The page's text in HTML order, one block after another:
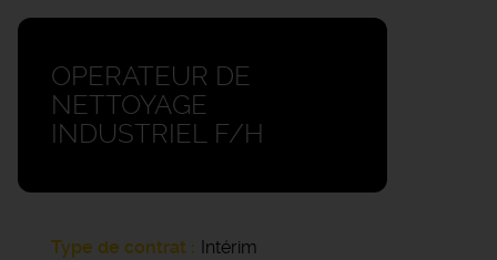
OPERATEUR DE
NETTOYAGE
INDUSTRIEL F/H
Type de contrat
Intérim